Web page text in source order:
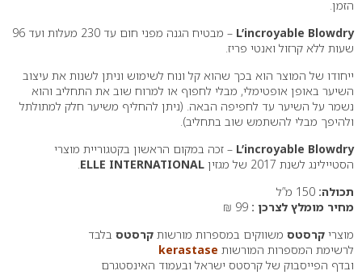
הזמן.
L’incroyable Blowdry
– מבטיח הגנה מפני חום עד 230 מעלות ועד 96
שעות ללא קרזול ואנטי פריז.
ייחודו של המוצר הוא בכך שהוא קל ונוח לשימוש וניתן לשנות את עיצוב
השיער באופן אופטימלי, מבלי לחפוף או למרוח שוב את התחליב והוא
נשמר על השיער עד לחפיפה הבאה. (ניתן להחליף משיער חלק למתולתל
ולהיפך מבלי להשתמש שוב בתחליב).
L’incroyable Blowdry – זכה במקום הראשון בקטגוריית מוצרי
הסטיילינג לשנת 2017 של מגזין
ELLE INTERNATIONAL
.
תכולה:
מחיר מומלץ לצרכן :
מוצרי קרסטס משווקים במספרות מורשות קרסטס בלבד
לרשימת המספרות המורשות kerastase
ובדף הפייסבוק של קרסטס ישראל ובעמוד האינסטגרם